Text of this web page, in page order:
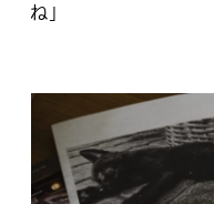
ね」